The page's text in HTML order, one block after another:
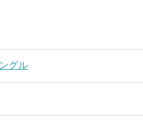
グル